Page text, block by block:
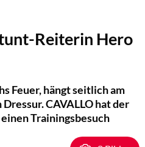
Reiterin Hero
Feuer, hängt seitlich am
CAVALLO hat der
Trainingsbesuch